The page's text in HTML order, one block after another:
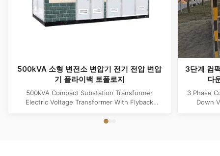
500kVA 소형 변전소 변압기 전기 전압 변압
기 플라이백 토폴로지
500kVA Compact Substation Transformer
Electric Voltage Transformer With Flyback
Type power transformer, distribution
3단계 컴
다
3 Phase
Down